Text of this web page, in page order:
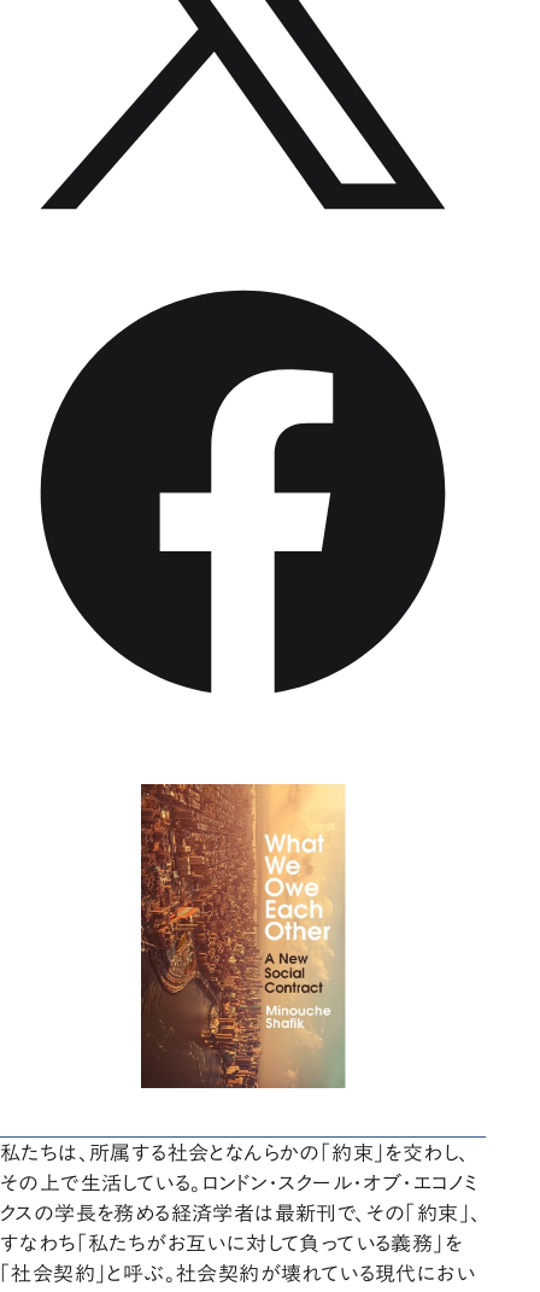
私たちは、所属する社会となんらかの「約束」を交わし、
その上で生活している。ロンドン・スクール・オブ・エコノミ
クスの学長を務める経済学者は最新刊で、その「約束」、
すなわち「私たちがお互いに対して負っている義務」を
「社会契約」と呼ぶ。社会契約が壊れている現代におい